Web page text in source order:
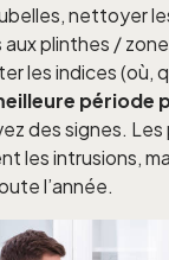
nettoyer
aux plinthes /
les indices (où,
période
des signes.
les intrusions,
l’année.